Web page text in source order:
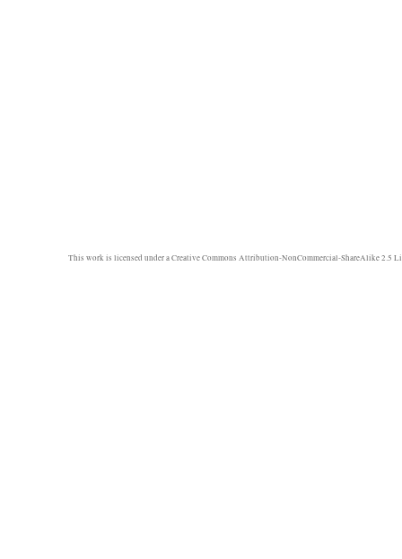
This work is licensed under aCreative Commons Attribution-NonCommercial-ShareAlike 2.5